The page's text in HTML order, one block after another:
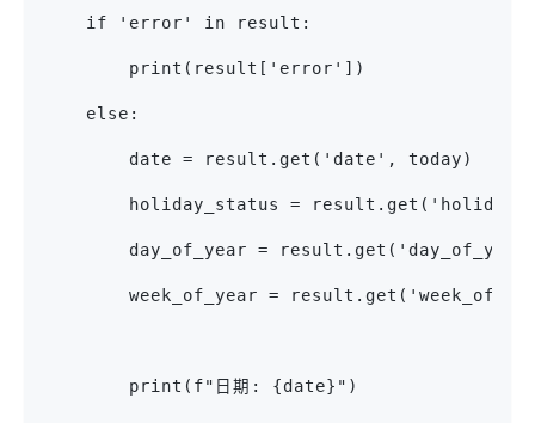
    if 'error' in result:
        print(result['error'])
    else:
        date = result.get('date', today)
holiday_status =
day_of_year =
week_of_year =
        print(f"日期: {date}")